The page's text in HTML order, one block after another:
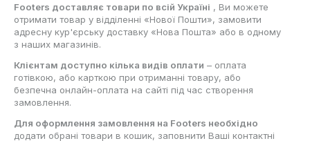
Footers доставляє товари по всій Україні , Ви можете
отримати товар у відділенні «Нової Пошти», замовити
адресну кур'єрську доставку «Нова Пошта» або в одному
з наших магазинів.
Клієнтам доступно кілька видів оплати – оплата
готівкою, або карткою при отриманні товару, або
безпечна онлайн-оплата на сайті під час створення
замовлення.
Для оформлення замовлення на Footers необхідно
додати обрані товари в кошик, заповнити Ваші контактні